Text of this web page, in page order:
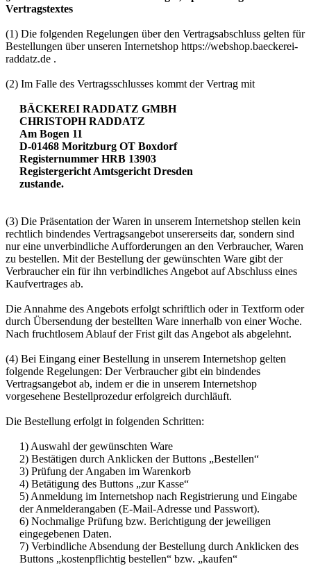
Vertragstextes
(1) Die folgenden Regelungen über den Vertragsabschluss gelten für
Bestellungen über unseren Internetshop https://webshop.baeckerei-
raddatz.de .
(2) Im Falle des Vertragsschlusses kommt der Vertrag mit
BÄCKEREI RADDATZ GMBH
CHRISTOPH RADDATZ
Am Bogen 11
D-01468 Moritzburg OT Boxdorf
Registernummer HRB 13903
Registergericht Amtsgericht Dresden
zustande.
(3) Die Präsentation der Waren in unserem Internetshop stellen kein
rechtlich bindendes Vertragsangebot unsererseits dar, sondern sind
nur eine unverbindliche Aufforderungen an den Verbraucher, Waren
zu bestellen. Mit der Bestellung der gewünschten Ware gibt der
Verbraucher ein für ihn verbindliches Angebot auf Abschluss eines
Kaufvertrages ab.
Die Annahme des Angebots erfolgt schriftlich oder in Textform oder
durch Übersendung der bestellten Ware innerhalb von einer Woche.
Nach fruchtlosem Ablauf der Frist gilt das Angebot als abgelehnt.
(4) Bei Eingang einer Bestellung in unserem Internetshop gelten
folgende Regelungen: Der Verbraucher gibt ein bindendes
Vertragsangebot ab, indem er die in unserem Internetshop
vorgesehene Bestellprozedur erfolgreich durchläuft.
Die Bestellung erfolgt in folgenden Schritten:
1) Auswahl der gewünschten Ware
2) Bestätigen durch Anklicken der Buttons „Bestellen“
3) Prüfung der Angaben im Warenkorb
4) Betätigung des Buttons „zur Kasse“
5) Anmeldung im Internetshop nach Registrierung und Eingabe
der Anmelderangaben (E-Mail-Adresse und Passwort).
6) Nochmalige Prüfung bzw. Berichtigung der jeweiligen
eingegebenen Daten.
7) Verbindliche Absendung der Bestellung durch Anklicken des
Buttons „kostenpflichtig bestellen“ bzw. „kaufen“